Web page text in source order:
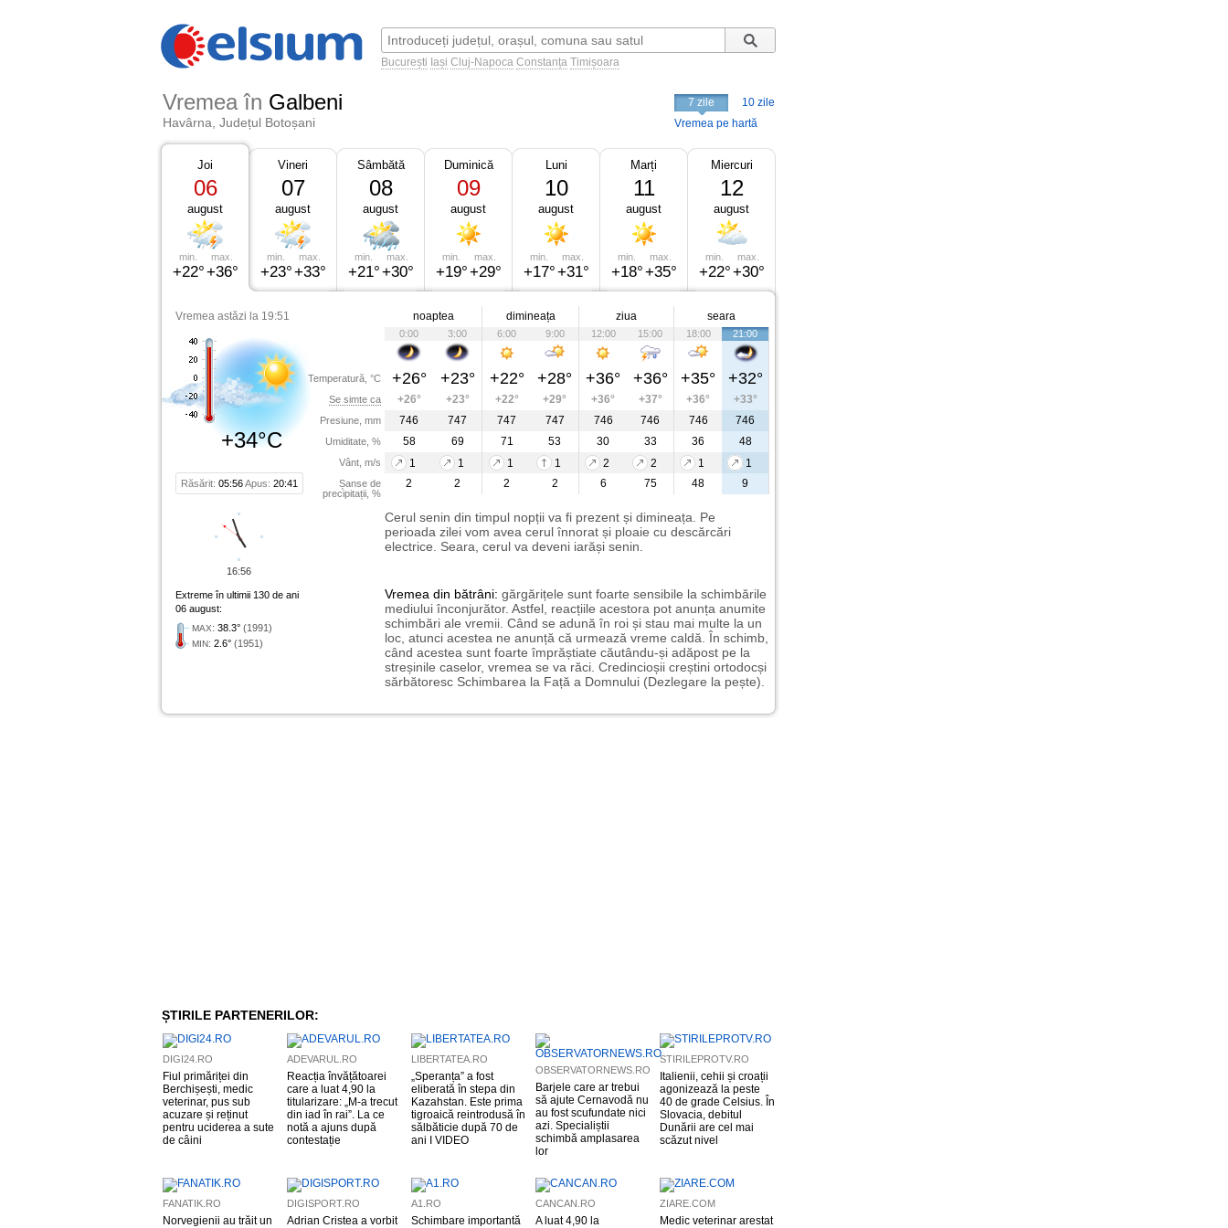
București Iași Cluj-Napoca Constanța Timișoara
Vremea în Galbeni
Havârna, Județul Botoșani
7 zile
10 zile
Vremea pe hartă
Joi
06
august
min.
+22°
max.
+36°
Vineri
07
august
min.
+23°
max.
+33°
Sâmbătă
08
august
min.
+21°
max.
+30°
Duminică
09
august
min.
+19°
max.
+29°
Luni
10
august
min.
+17°
max.
+31°
Marți
11
august
min.
+18°
max.
+35°
Miercuri
12
august
min.
+22°
max.
+30°
Vremea astăzi la 19:51
+34°C
Răsărit: 05:56Apus: 20:41
Temperatură, °C
Se simte ca
Presiune, mm
Umiditate, %
Vânt, m/s
Șanse de
precipitații, %
noaptea dimineața ziua seara
0:00 3:00 6:00 9:00 12:00 15:00 18:00 21:00
+26° +23° +22° +28° +36° +36° +35° +32°
+26° +23° +22° +29° +36° +37° +36°
+33°
746
747 747 747 746 746 746
746
58
69 71 53 30 33 36
48
1
1 1 1 2 2 1
1
2
2 2 2 6 75 48 9
Cerul senin din timpul nopții va fi prezent și dimineața. Pe
perioada zilei vom avea cerul înnorat și ploaie cu descărcări
electrice. Seara, cerul va deveni iarăși senin.
Extreme în ultimii 130 de ani
06 august:
MAX: 38.3° (1991)
MIN: 2.6° (1951)
Vremea din bătrâni: gărgărițele sunt foarte sensibile la schimbările
mediului înconjurător. Astfel, reacțiile acestora pot anunța anumite
schimbări ale vremii. Când se adună în roi și stau mai multe la un
loc, atunci acestea ne anunță că urmează vreme caldă. În schimb,
când acestea sunt foarte împrăștiate căutându-și adăpost pe la
streșinile caselor, vremea se va răci. Credincioșii creștini ortodocși
sărbătoresc Schimbarea la Față a Domnului (Dezlegare la pește).
16:56
ȘTIRILE PARTENERILOR:
DIGI24.RO
Fiul primăriței din
Berchișești, medic
veterinar, pus sub
acuzare și reținut
pentru uciderea a sute
de câini
ADEVARUL.RO
Reacția învățătoarei
care a luat 4,90 la
titularizare: „M-a trecut
din iad în rai”. La ce
notă a ajuns după
contestație
LIBERTATEA.RO
„Speranța” a fost
eliberată în stepa din
Kazahstan. Este prima
tigroaică reintrodusă în
sălbăticie după 70 de
ani I VIDEO
OBSERVATORNEWS.RO
Barjele care ar trebui
să ajute Cernavodă nu
au fost scufundate nici
azi. Specialiștii
schimbă amplasarea
lor
STIRILEPROTV.RO
Italienii, cehii și croații
agonizează la peste
40 de grade Celsius. În
Slovacia, debitul
Dunării are cel mai
scăzut nivel
FANATIK.RO
Norvegienii au trăit un
DIGISPORT.RO
Adrian Cristea a vorbit
A1.RO
Schimbare importantă
CANCAN.RO
A luat 4,90 la
ZIARE.COM
Medic veterinar arestat